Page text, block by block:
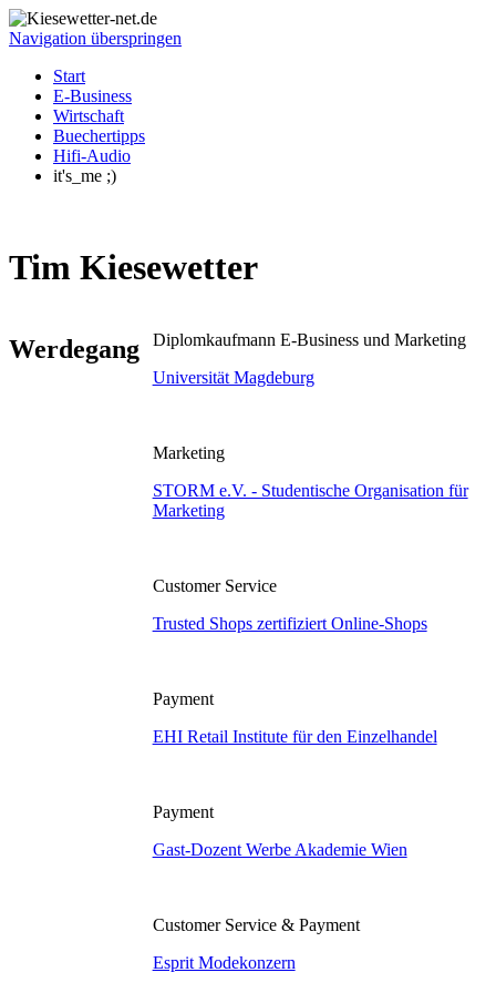
Navigation überspringen
Start
E-Business
Wirtschaft
Buechertipps
Hifi-Audio
it's_me ;)
Tim Kiesewetter
Werdegang
Diplomkaufmann E-Business und Marketing
Universität Magdeburg
Marketing
STORM e.V. - Studentische Organisation für
Marketing
Customer Service
Trusted Shops zertifiziert Online-Shops
Payment
EHI Retail Institute für den Einzelhandel
Payment
Gast-Dozent Werbe Akademie Wien
Customer Service & Payment
Esprit Modekonzern